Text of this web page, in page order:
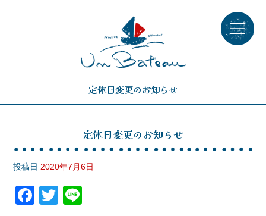
定休日変更のお知らせ
定休日変更のお知らせ
投稿日 2020年7月6日
F
T